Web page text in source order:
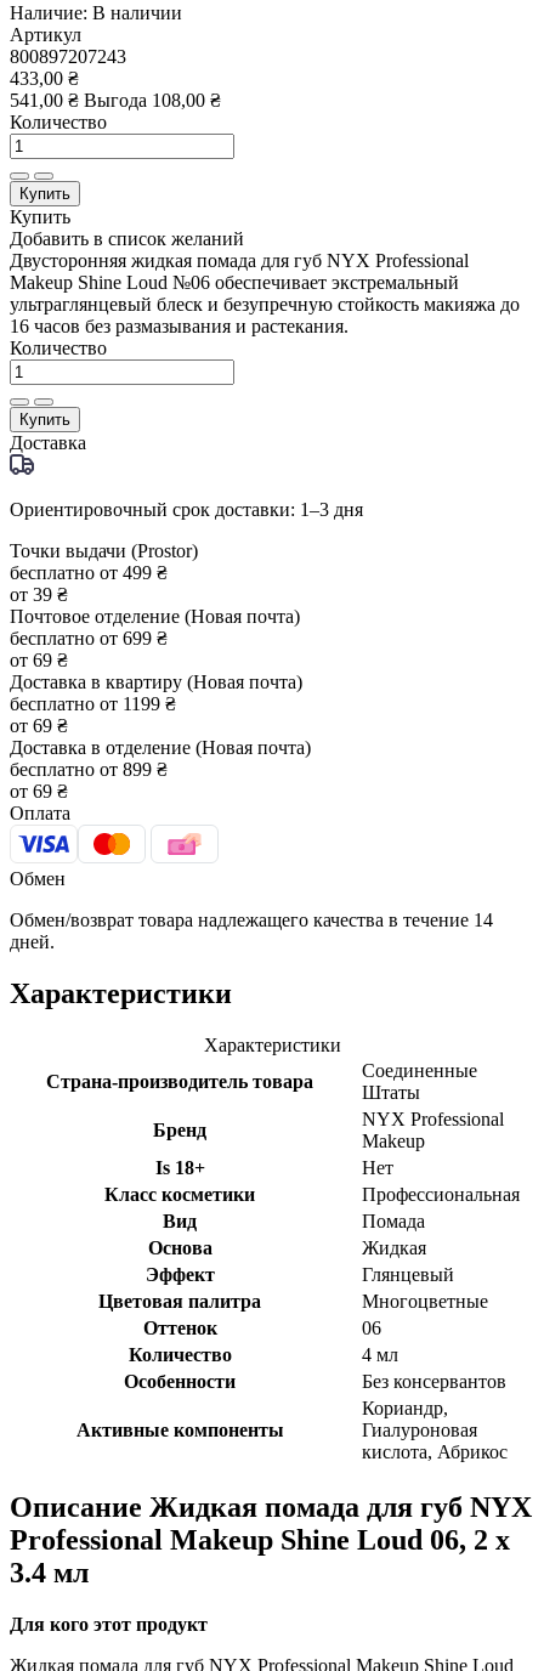
Наличие: В наличии
Артикул
800897207243
433,00 ₴
541,00 ₴ Выгода 108,00 ₴
Количество
Купить
Купить
Добавить в список желаний
Двусторонняя жидкая помада для губ NYX Professional
Makeup Shine Loud №06 обеспечивает экстремальный
ультраглянцевый блеск и безупречную стойкость макияжа до
16 часов без размазывания и растекания.
Количество
Купить
Доставка
Ориентировочный срок доставки: 1–3 дня
Точки выдачи (Prostor)
бесплатно от 499 ₴
от 39 ₴
Почтовое отделение (Новая почта)
бесплатно от 699 ₴
от 69 ₴
Доставка в квартиру (Новая почта)
бесплатно от 1199 ₴
от 69 ₴
Доставка в отделение (Новая почта)
бесплатно от 899 ₴
от 69 ₴
Оплата
Обмен
Обмен/возврат товара надлежащего качества в течение 14
дней.
Характеристики
Характеристики
Страна-производитель товара
Соединенные
Штаты
Бренд
NYX Professional
Makeup
Is 18+
Нет
Класс косметики
Профессиональная
Вид
Помада
Основа
Жидкая
Эффект
Глянцевый
Цветовая палитра
Многоцветные
Оттенок
06
Количество
4 мл
Особенности
Без консервантов
Активные компоненты
Кориандр,
Гиалуроновая
кислота, Абрикос
Описание Жидкая помада для губ NYX
Professional Makeup Shine Loud 06, 2 х
3.4 мл
Для кого этот продукт
Жидкая помада для губ NYX Professional Makeup Shine Loud